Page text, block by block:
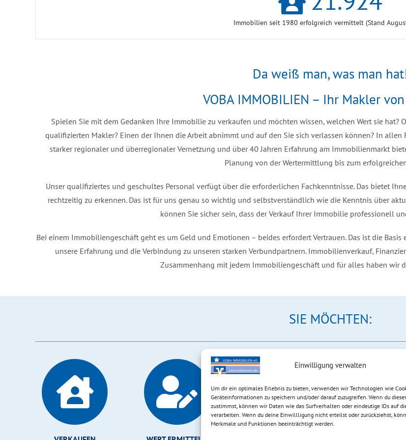
Einwilligung verwalten
Um dir ein optimales Erlebnis zu bieten, verwenden wir Technologien wie
Geräteinformationen zu speichern und/oder darauf zuzugreifen. Wenn du
zustimmst, können wir Daten wie das Surfverhalten oder eindeutige IDs auf
verarbeiten. Wenn du deine Einwillligung nicht erteilst oder zurückziehst,
Merkmale und Funktionen beeinträchtigt werden.
Immobilien seit 1980 erfolgreich vermittelt (Stand
Da weiß man, was man
VOBA IMMOBILIEN – Ihr Makler
Spielen Sie mit dem Gedanken Ihre Immobilie zu verkaufen und möchten wissen, welchen Wert sie hat?
qualifizierten Makler? Einen der Ihnen die Arbeit abnimmt und auf den Sie sich verlassen können? In
starker regionaler und überregionaler Vernetzung und über 40 Jahren Erfahrung am Immobilienmarkt
Planung von der Wertermittlung bis zum
Unser qualifiziertes und geschultes Personal verfügt über die erforderlichen Fachkenntnisse. Das bietet
rechtzeitig zu erkennen. Das ist für uns genau so wichtig und selbstverständlich wie die Kenntnis über
können Sie sicher sein, dass der Verkauf Ihrer Immobilie professionell
Bei einem Immobiliengeschäft geht es um Geld und Emotionen – beides erfordert Vertrauen. Das ist die
unsere Erfahrung und die Verbindung zu unseren starken Verbundpartnern. Immobilienverkauf,
Zusammenhang mit jedem Immobiliengeschäft und für alles haben wir
SIE MÖCHTEN: